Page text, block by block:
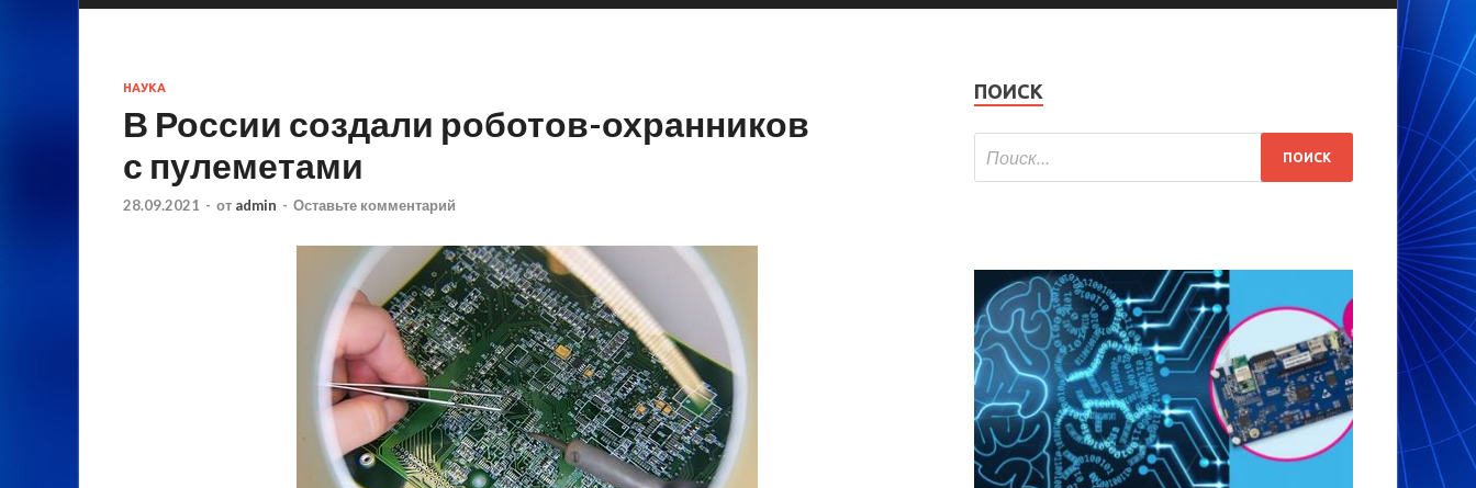
НАУКА
В России создали роботов-охранников
с пулеметами
28.09.2021 - от admin - Оставьте комментарий
ПОИСК